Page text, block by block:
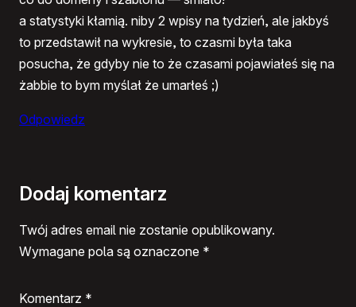
a statystyki kłamią. niby 2 wpisy na tydzień, ale jakbyś
to przedstawił na wykresie, to czasmi była taka
posucha, że gdyby nie to że czasami pojawiałeś się na
żabbie to bym myślał że umarłeś ;)
Odpowiedz
Dodaj komentarz
Twój adres email nie zostanie opublikowany.
Wymagane pola są oznaczone *
Komentarz *